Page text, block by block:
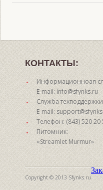
КОНТАКТЫ:
Информационноая
E-mail: info@sfynks.ru
Служба
E-mail:
Телефон: (843) 520 20
Питомник:
«Streamlet Murmur»
Copyright © 2013 Sfynks.ru